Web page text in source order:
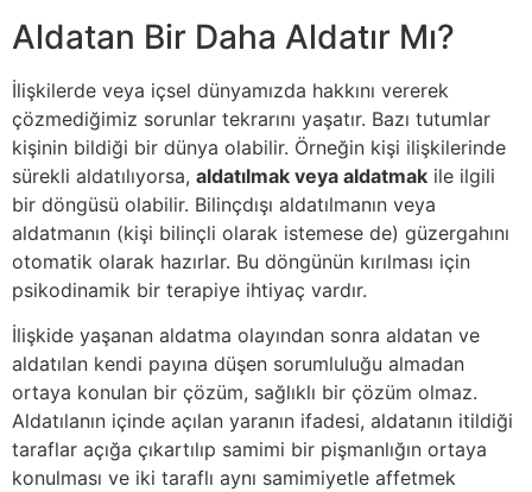
Aldatan Bir Daha Aldatır Mı?
İlişkilerde veya içsel dünyamızda hakkını vererek
çözmediğimiz sorunlar tekrarını yaşatır. Bazı tutumlar
kişinin bildiği bir dünya olabilir. Örneğin kişi ilişkilerinde
sürekli aldatılıyorsa, aldatılmak veya aldatmak ile ilgili
bir döngüsü olabilir. Bilinçdışı aldatılmanın veya
aldatmanın (kişi bilinçli olarak istemese de) güzergahını
otomatik olarak hazırlar. Bu döngünün kırılması için
psikodinamik bir terapiye ihtiyaç vardır.
İlişkide yaşanan aldatma olayından sonra aldatan ve
aldatılan kendi payına düşen sorumluluğu almadan
ortaya konulan bir çözüm, sağlıklı bir çözüm olmaz.
Aldatılanın içinde açılan yaranın ifadesi, aldatanın itildiği
taraflar açığa çıkartılıp samimi bir pişmanlığın ortaya
konulması ve iki taraflı aynı samimiyetle affetmek